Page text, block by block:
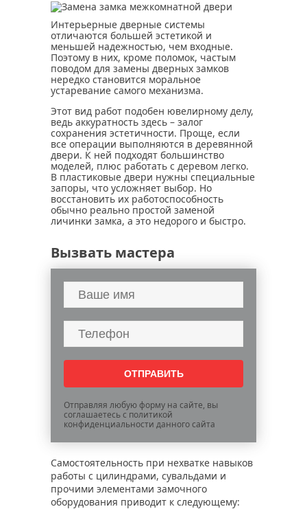
Интерьерные дверные системы
отличаются большей эстетикой и
меньшей надежностью, чем входные.
Поэтому в них, кроме поломок, частым
поводом для замены дверных замков
нередко становится моральное
устаревание самого механизма.
Этот вид работ подобен ювелирному делу,
ведь аккуратность здесь – залог
сохранения эстетичности. Проще, если
все операции выполняются в деревянной
двери. К ней подходят большинство
моделей, плюс работать с деревом легко.
В пластиковые двери нужны специальные
запоры, что усложняет выбор. Но
восстановить их работоспособность
обычно реально простой заменой
личинки замка, а это недорого и быстро.
Вызвать мастера
Отправляя любую форму на сайте, вы
соглашаетесь с политикой
конфиденциальности данного сайта
Самостоятельность при нехватке навыков
работы с цилиндрами, сувальдами и
прочими элементами замочного
оборудования приводит к следующему: